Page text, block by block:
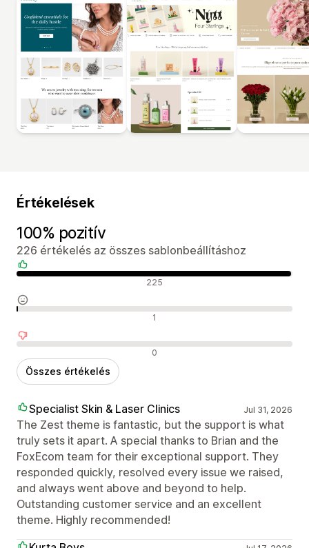
Értékelések
100% pozitív
226 értékelés az összes sablonbeállításhoz
Pozitív értékelések 225
Semleges értékelések 1
Negatív értékelések 0
Összes értékelés
Specialist Skin & Laser Clinics Jul 31, 2026
The Zest theme is fantastic, but the support is what
truly sets it apart. A special thanks to Brian and the
FoxEcom team for their exceptional support. They
responded quickly, resolved every issue we raised,
and always went above and beyond to help.
Outstanding customer service and an excellent
theme. Highly recommended!